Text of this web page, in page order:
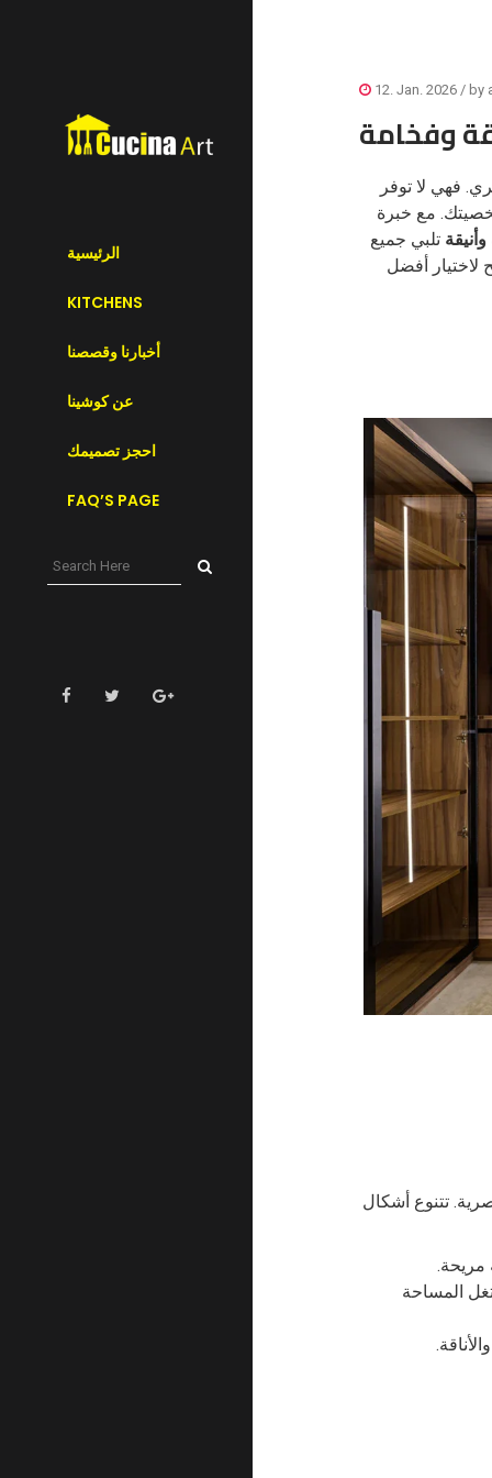
الرئيسية
KITCHENS
أخبارنا وقصصنا
عن كوشينا
احجز تصميمك
FAQ’S PAGE
12. Jan. 2026 / by
وفخامة
فهي لا توفر
مع خبرة
تلبي جميع
لاختيار أفضل
تتنوع أشكال
مريحة.
المساحة